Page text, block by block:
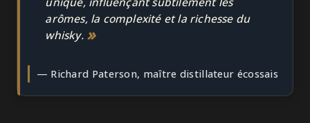
arômes, la complexité et la richesse du
whisky. »
— Richard Paterson, maître distillateur écossais